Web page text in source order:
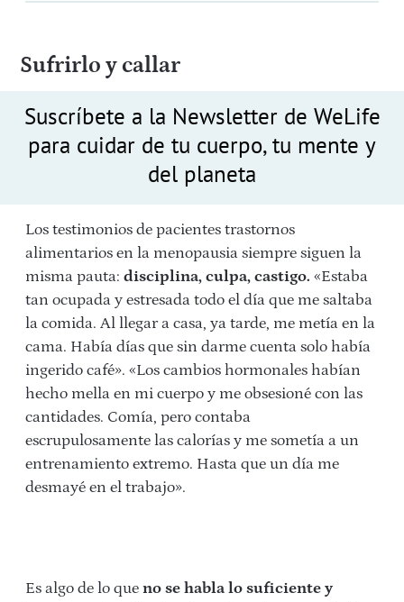
Sufrirlo y callar
Suscríbete a la Newsletter de WeLife
para cuidar de tu cuerpo, tu mente y
del planeta
Los testimonios de pacientes trastornos
alimentarios en la menopausia siempre siguen la
misma pauta: disciplina, culpa, castigo. «Estaba
tan ocupada y estresada todo el día que me saltaba
la comida. Al llegar a casa, ya tarde, me metía en la
cama. Había días que sin darme cuenta solo había
ingerido café». «Los cambios hormonales habían
hecho mella en mi cuerpo y me obsesioné con las
cantidades. Comía, pero contaba
escrupulosamente las calorías y me sometía a un
entrenamiento extremo. Hasta que un día me
desmayé en el trabajo».
Es algo de lo que no se habla lo suficiente y